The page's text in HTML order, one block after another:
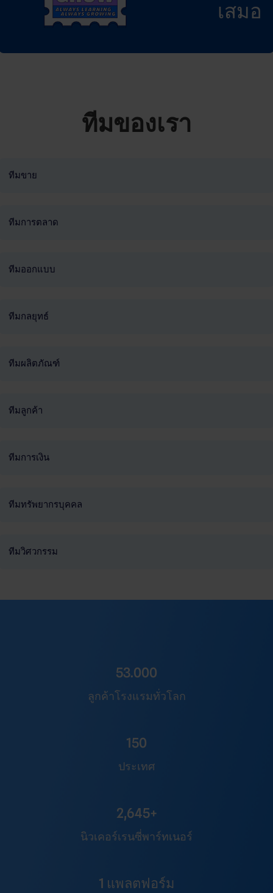
เสมอ
ทีมของเรา
ทีมขาย
ทีมการตลาด
ทีมออกแบบ
ทีมกลยุทธ์
ทีมผลิตภัณฑ์
ทีมลูกค้า
ทีมการเงิน
ทีมทรัพยากรบุคคล
ทีมวิศวกรรม
53.000
ลูกค้าโรงแรมทั่วโลก
150
ประเทศ
2,645+
นิวเคอร์เรนซี่พาร์ทเนอร์
1 แพลตฟอร์ม